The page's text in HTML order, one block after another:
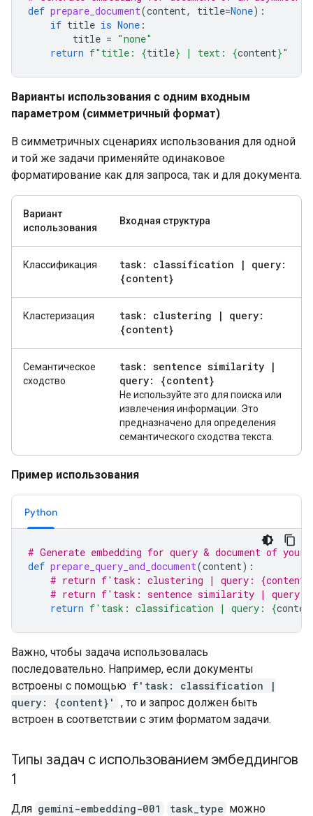
def prepare_document(content, title=None):
if title is None :
title = "none"
return f"title: {title} | text: {content}"
Варианты использования с одним входным
параметром (симметричный формат)
В симметричных сценариях использования для одной
и той же задачи применяйте одинаковое
форматирование как для запроса, так и для документа.
Вариант
использования
Входная структура
Классификация task: classification |
query:
{content}
Кластеризация task: clustering |
query:
{content}
Семантическое
сходство
task: sentence similarity
|
query: {content}
Не используйте это для поиска или
извлечения информации. Это
предназначено для определения
семантического сходства текста.
Пример использования
Python
# Generate embedding for query & document of your
def prepare_query_and_document(content):
# return f'task: clustering | query:
# return f'task: sentence similarity | query:
return f'task: classification | query: {
Важно, чтобы задача использовалась
последовательно. Например, если документы
встроены с помощью f'task: classification |
query: {content}'
, то и запрос должен быть
встроен в соответствии с этим форматом задачи.
Типы задач с использованием эмбеддингов
1
Для gemini-embedding-001 task_type можно